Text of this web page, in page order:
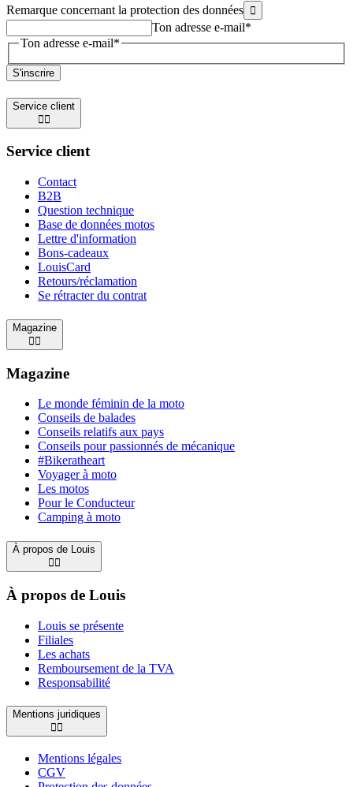
Remarque concernant la protection des données 
Ton adresse e-mail*
Ton adresse e-mail*
S'inscrire
Service client
 
Service client
Contact
B2B
Question technique
Base de données motos
Lettre d'information
Bons-cadeaux
LouisCard
Retours/réclamation
Se rétracter du contrat
Magazine
 
Magazine
Le monde féminin de la moto
Conseils de balades
Conseils relatifs aux pays
Conseils pour passionnés de mécanique
#Bikeratheart
Voyager à moto
Les motos
Pour le Conducteur
Camping à moto
À propos de Louis
 
À propos de Louis
Louis se présente
Filiales
Les achats
Remboursement de la TVA
Responsabilité
Mentions juridiques
 
Mentions légales
CGV